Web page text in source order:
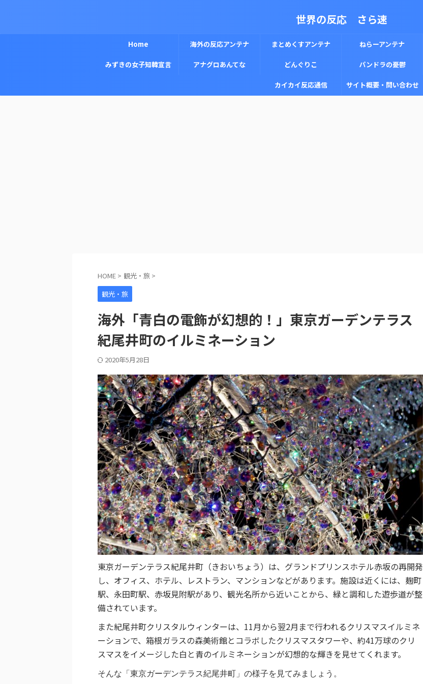
世界の反応 さら速
Home 海外の反応アンテナ まとめくすアンテナ ねらーアンテナ
みずきの女子知韓宣言 アナグロあんてな どんぐりこ パンドラの憂鬱
カイカイ反応通信 サイト概要・問い合わせ
HOME > 観光・旅 >
観光・旅
海外「青白の電飾が幻想的！」東京ガーデンテラス
紀尾井町のイルミネーション
2020年5月28日
東京ガーデンテラス紀尾井町（きおいちょう）は、グランドプリンスホテル赤坂の再開発
し、 オフィス、ホテル、レストラン、マンションなどがあります。 施設は近くには、麹町
駅、永田町駅、赤坂見附駅があり、観光名所から近いことから、緑と調和した遊歩道が整
備されています。
また紀尾井町クリスタルウィンターは、11月から翌2月まで行われるクリスマスイルミネ
ーションで、箱根ガラスの森美術館とコラボしたクリスマスタワーや、約41万球のクリ
スマスをイメージした白と青のイルミネーションが幻想的な輝きを見せてくれます。
そんな「東京ガーデンテラス紀尾井町」の様子を見てみましょう。